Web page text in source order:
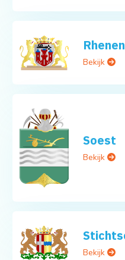
Rhenen
Bekijk
Soest
Bekijk
Bekijk